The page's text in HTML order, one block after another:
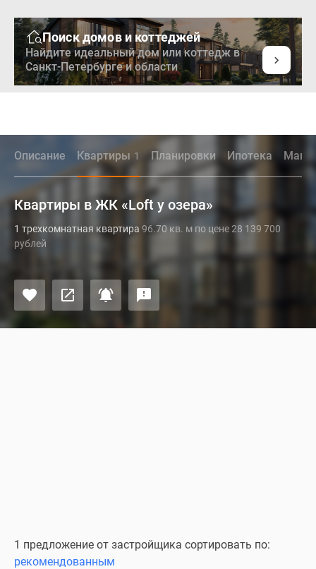
Поиск домов и коттеджей
Найдите идеальный дом или коттедж в
Санкт-Петербурге и области
Описание Квартиры 1 Планировки Ипотека
Квартиры в ЖК «Loft у озера»
1 трехкомнатная квартира 96.70 кв. м по цене 28 139 700
рублей
1 предложение от застройщика сортировать по:
рекомендованным